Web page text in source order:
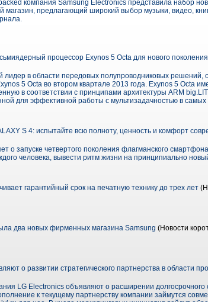
компания Samsung Electronics представила набор
магазин, предлагающий широкий выбор музыки, видео,
процессор Exynos 5 Octa для нового
в области передовых полупроводниковых решений,
5 Octa во втором квартале 2013 года. Exynos 5 Octa
в соответствии с принципами архитектуры ARM
для эффективной работы с мультизадачностью в
S 4: испытайте всю полноту, ценность и комфорт
о запуске четвертого поколения флагманского
человека, вывести ритм жизни на принципиально
гарантийный срок на печатную технику до трех лет
два новых фирменных магазина Samsung (Новости
о развитии стратегического партнерства в области
LG Electronics объявляют о расширении долгосрочного
к текущему партнерству компании займутся